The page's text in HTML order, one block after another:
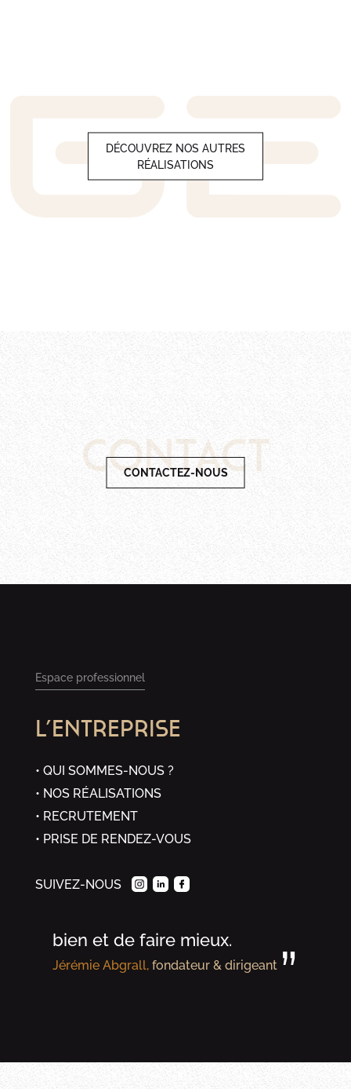
Espace professionnel
L’ENTREPRISE
QUI SOMMES-NOUS ?
NOS RÉALISATIONS
RECRUTEMENT
PRISE DE RENDEZ-VOUS
SUIVEZ-NOUS
DÉCOUVREZ NOS AUTRES
RÉALISATIONS
Contact
CONTACTEZ-NOUS
“
Chez Granit Evolution, chaque
réalisation vise à sublimer la
beauté originelle, avec la
bien et de faire mieux.
Jérémie Abgrall, fondateur & dirigeant ”